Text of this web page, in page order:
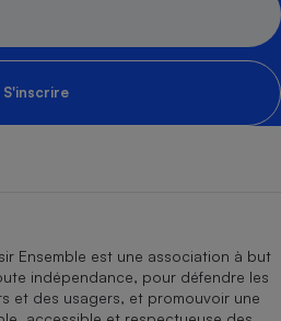
S'inscrire
Ensemble est une association à but
indépendance, pour défendre les
et des usagers, et promouvoir une